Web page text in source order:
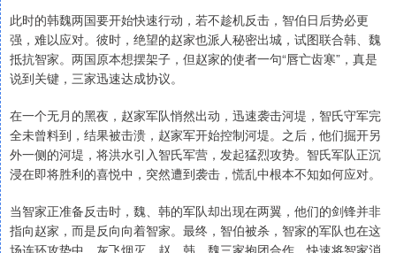
此时的韩魏两国要开始快速行动，若不趁机反击，智伯日后势必更
强，难以应对。彼时，绝望的赵家也派人秘密出城，试图联合韩、魏
抵抗智家。两国原本想摆架子，但赵家的使者一句“唇亡齿寒”，真是
说到关键，三家迅速达成协议。
在一个无月的黑夜，赵家军队悄然出动，迅速袭击河堤，智氏守军完
全未曾料到，结果被击溃，赵家军开始控制河堤。之后，他们掘开另
外一侧的河堤，将洪水引入智氏军营，发起猛烈攻势。智氏军队正沉
浸在即将胜利的喜悦中，突然遭到袭击，慌乱中根本不知如何应对。
当智家正准备反击时，魏、韩的军队却出现在两翼，他们的剑锋并非
指向赵家，而是反向向着智家。最终，智伯被杀，智家的军队也在这